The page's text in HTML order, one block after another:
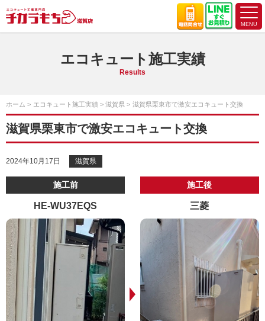
エコキュート施工実績
Results
ホーム エコキュート施工実績 滋賀県 滋賀県栗東市で激安エコキュート交換
滋賀県栗東市で激安エコキュート交換
2024年10月17日 滋賀県
施工前
HE-WU37EQS
施工後
三菱